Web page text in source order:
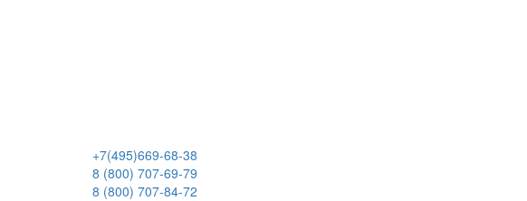
+7(495)669-68-38
8 (800) 707-69-79
8 (800) 707-84-72